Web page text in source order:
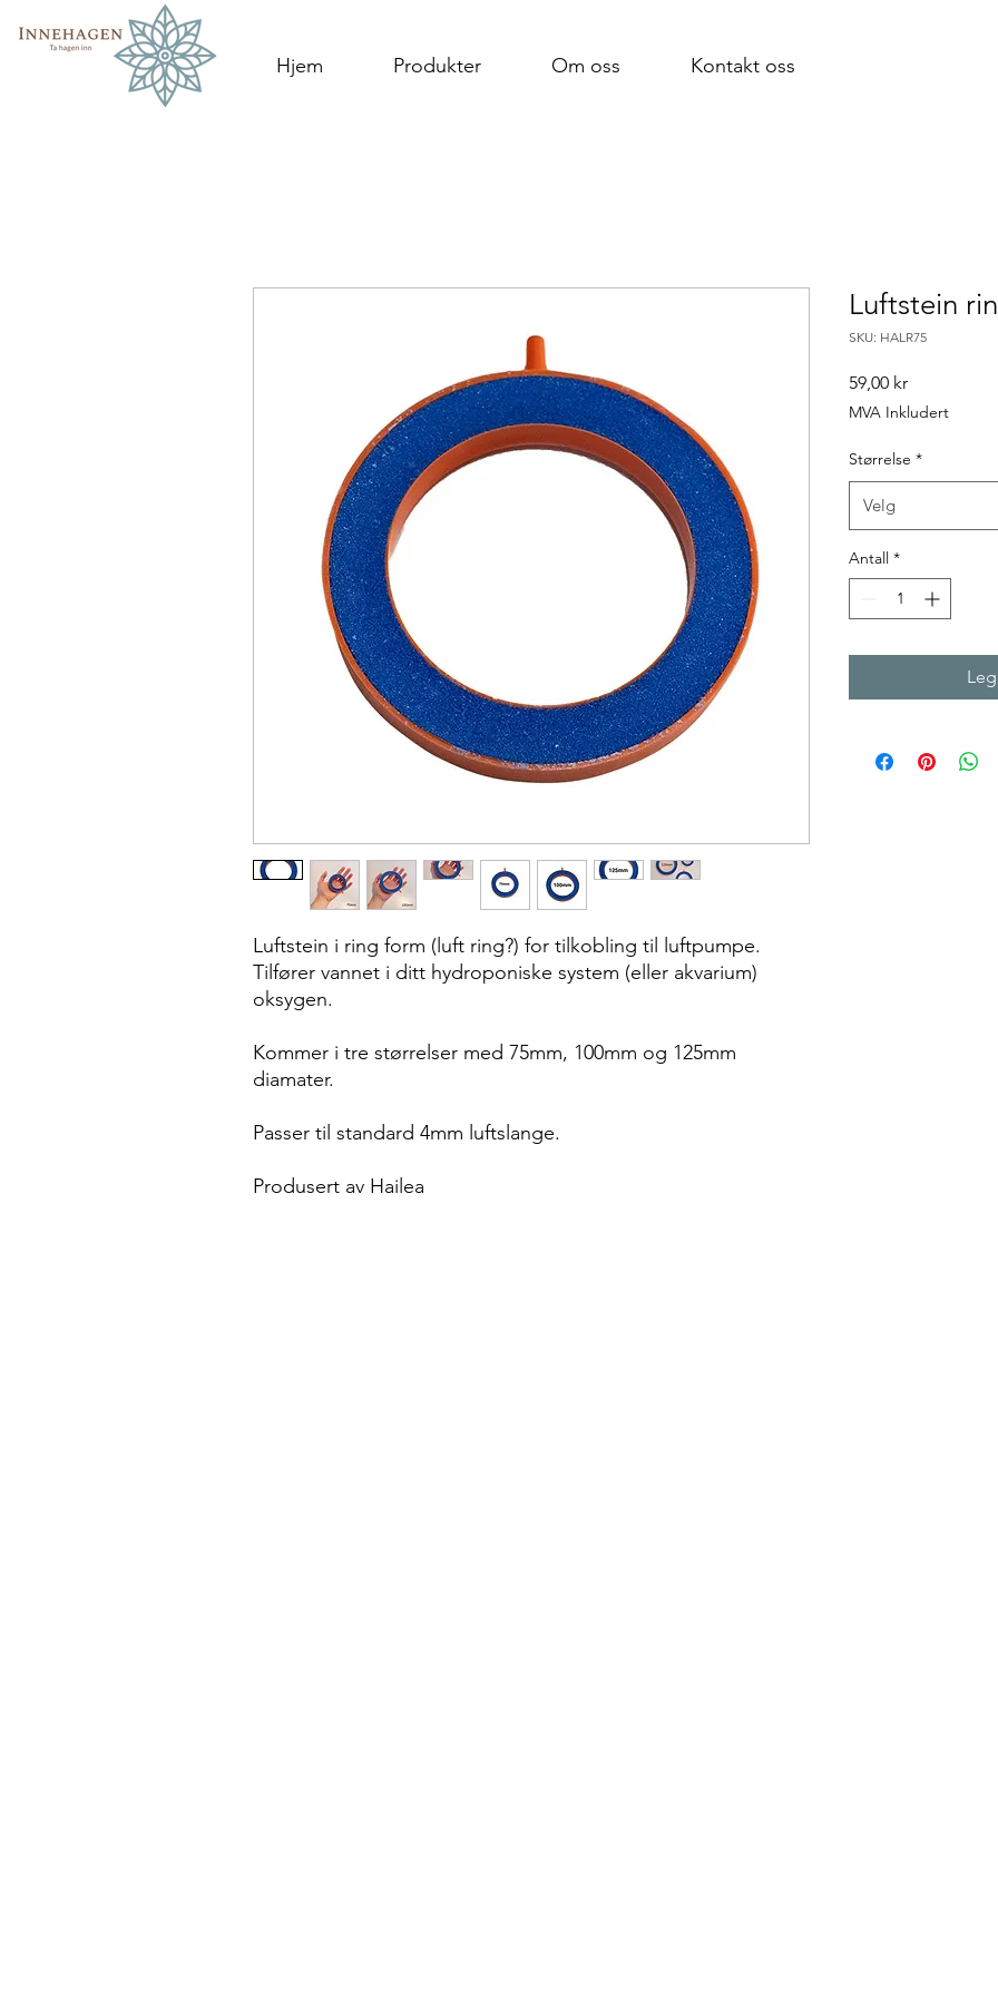
Hjem Produkter Om oss Kontakt oss
Luftstein i ring form (luft ring?) for tilkobling til luftpumpe.
Tilfører vannet i ditt hydroponiske system (eller akvarium)
oksygen.
Kommer i tre størrelser med 75mm, 100mm og 125mm
diamater.
Passer til standard 4mm luftslange.
Produsert av Hailea
Luftstein
SKU: HALR75
59,00 krPris
MVA Inkludert
Størrelse *
Velg
Antall *